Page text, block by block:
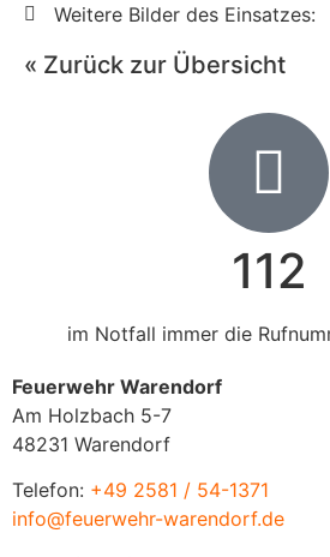
Weitere Bilder des Einsatzes:
« Zurück zur Übersicht
112
im Notfall immer die
Feuerwehr Warendorf
Am Holzbach 5-7
48231 Warendorf
Telefon: +49 2581 / 54-1371
info@feuerwehr-warendorf.de